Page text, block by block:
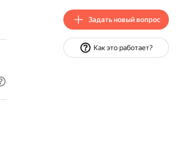
Задать новый вопрос
Как это работает?